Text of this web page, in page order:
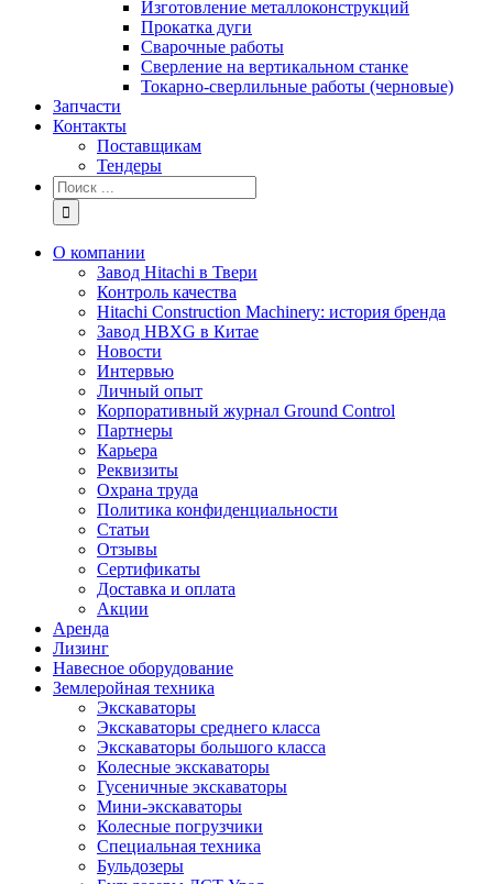
Изготовление металлоконструкций
Прокатка дуги
Сварочные работы
Сверление на вертикальном станке
Токарно-сверлильные работы (черновые)
Запчасти
Контакты
Поставщикам
Тендеры
Результат
поиска:
О компании
Завод Hitachi в Твери
Контроль качества
Hitachi Construction Machinery: история бренда
Завод HBXG в Китае
Новости
Интервью
Личный опыт
Корпоративный журнал Ground Control
Партнеры
Карьера
Реквизиты
Охрана труда
Политика конфиденциальности
Статьи
Отзывы
Сертификаты
Доставка и оплата
Акции
Аренда
Лизинг
Навесное оборудование
Землеройная техника
Экскаваторы
Экскаваторы среднего класса
Экскаваторы большого класса
Колесные экскаваторы
Гусеничные экскаваторы
Мини-экскаваторы
Колесные погрузчики
Специальная техника
Бульдозеры